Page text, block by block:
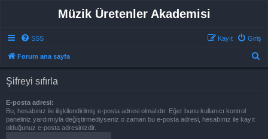
Müzik Üretenler Akademisi
SSS Giriş
Kayıt
Forum ana sayfa
Şifreyi sıfırla
E-posta adresi:
Bu, hesabınız ile ilişkilendirilmiş e-posta adresi olmalıdır. Eğer bunu kullanıcı kontrol
paneliniz yardımıyla değiştirmediyseniz o zaman bu e-posta adresi, hesabınız ile kayıt
olduğunuz e-posta adresinizdir.